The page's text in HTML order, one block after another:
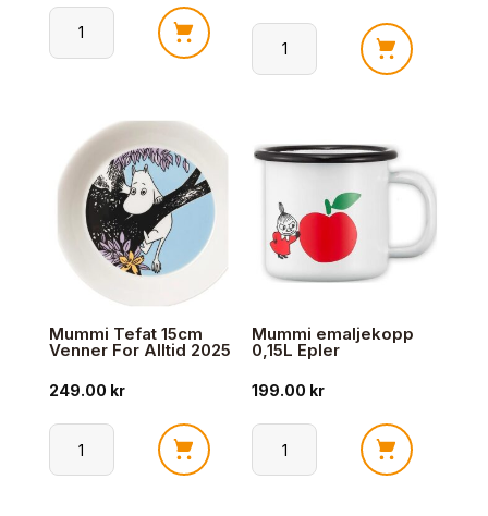
Mummi
Kveldsbad
antall
Mummi
Familietid
antall
Mummi Tefat 15cm
Venner For Alltid 2025
249.00 kr
Mummi
Mummi emaljekopp
0,15L Epler
199.00 kr
Mummi